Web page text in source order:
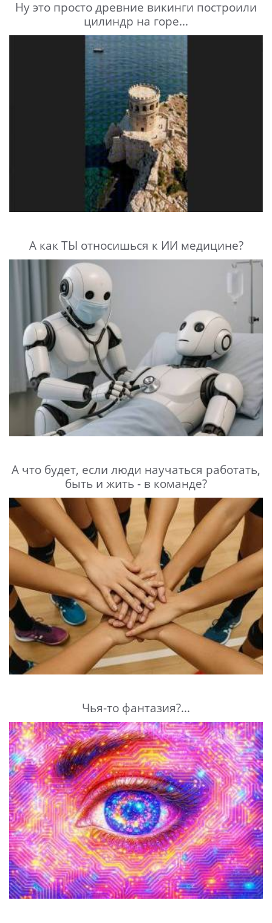
Ну это просто древние викинги построили
цилиндр на горе...
А как ТЫ относишься к ИИ медицине?
А что будет, если люди научаться работать,
быть и жить - в команде?
Чья-то фантазия?...